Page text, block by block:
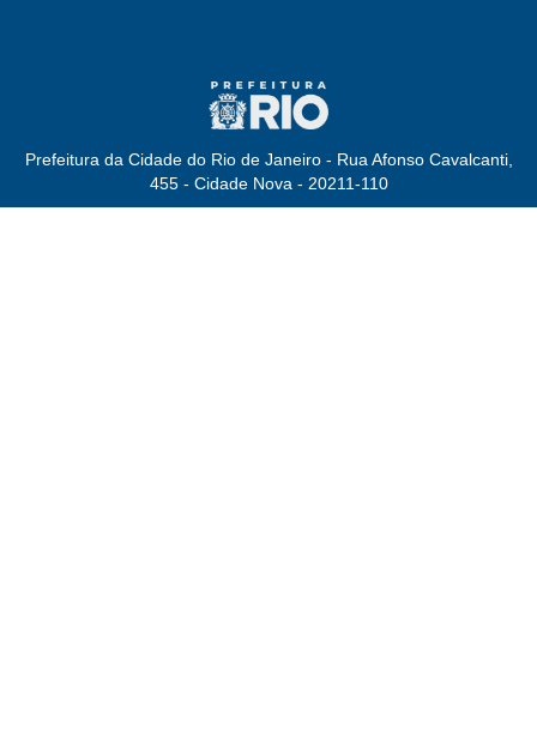
Prefeitura da Cidade do Rio de Janeiro - Rua Afonso Cavalcanti,
455 - Cidade Nova - 20211-110